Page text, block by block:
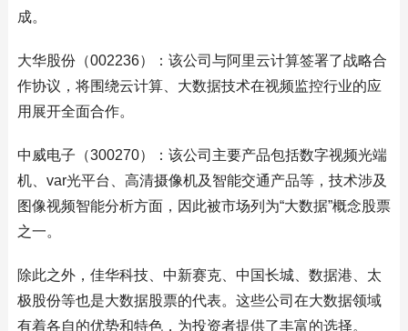
成。
大华股份（002236）：该公司与阿里云计算签署了战略合
作协议，将围绕云计算、大数据技术在视频监控行业的应
用展开全面合作。
中威电子（300270）：该公司主要产品包括数字视频光端
机、var光平台、高清摄像机及智能交通产品等，技术涉及
图像视频智能分析方面，因此被市场列为“大数据”概念股票
之一。
除此之外，佳华科技、中新赛克、中国长城、数据港、太
极股份等也是大数据股票的代表。这些公司在大数据领域
有着各自的优势和特色，为投资者提供了丰富的选择。